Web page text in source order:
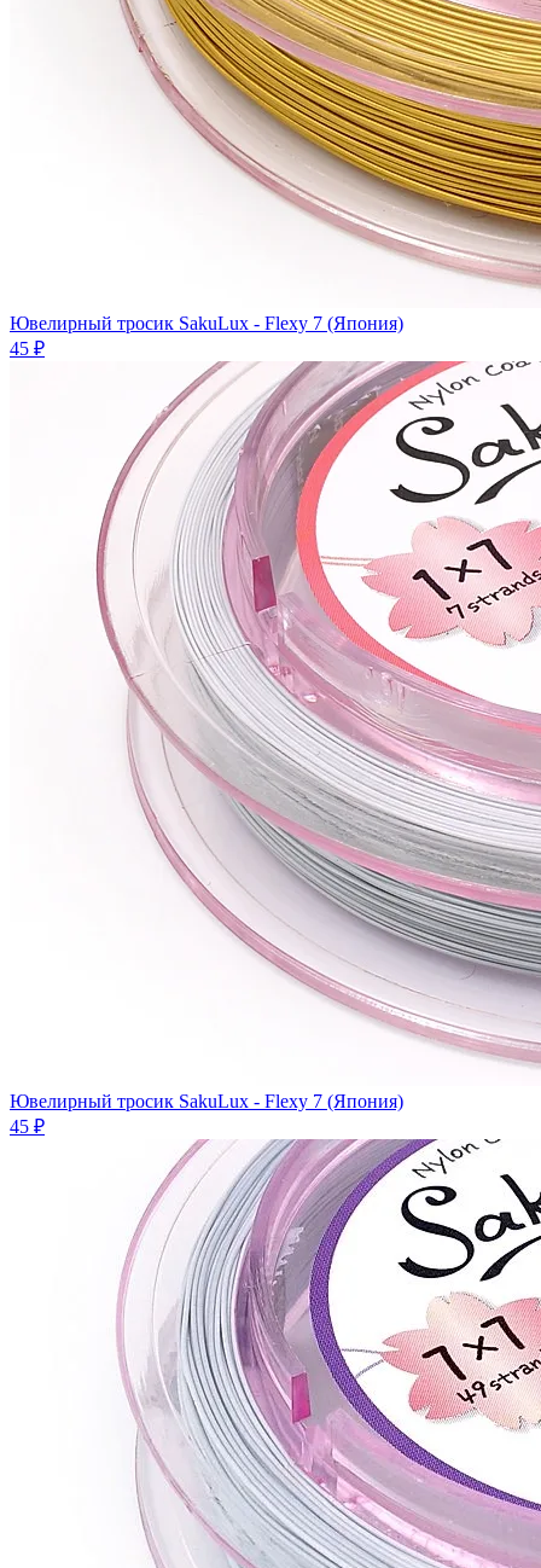
Ювелирный тросик SakuLux - Flexy 7 (Япония)
45 ₽
Ювелирный тросик SakuLux - Flexy 7 (Япония)
45 ₽